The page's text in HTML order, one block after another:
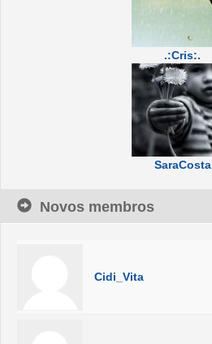
.:Cris:.
SaraCosta
Novos membros
Cidi_Vita